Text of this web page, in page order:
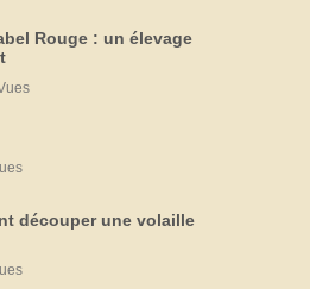
Rouge : un élevage
découper une volaille